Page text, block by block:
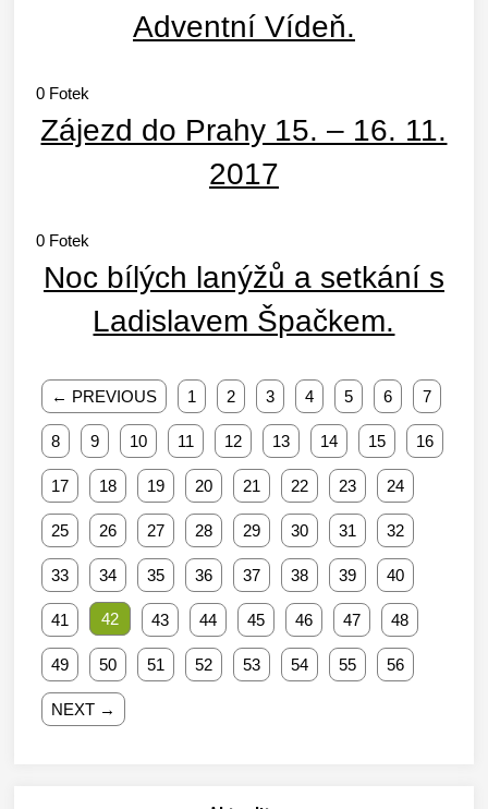
Adventní Vídeň.
0 Fotek
Zájezd do Prahy 15. – 16. 11.
2017
0 Fotek
Noc bílých lanýžů a setkání s
Ladislavem Špačkem.
← PREVIOUS 1 2 3 4 5 6 7
8 9 10 11 12 13 14 15 16
17 18 19 20 21 22 23 24
25 26 27 28 29 30 31 32
33 34 35 36 37 38 39 40
41 42 43 44 45 46 47 48
49 50 51 52 53 54 55 56
NEXT →